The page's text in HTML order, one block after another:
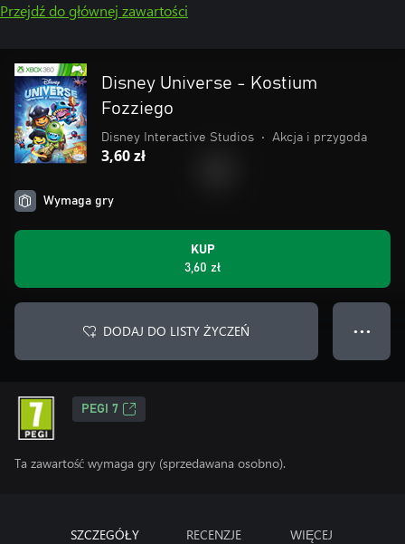
Przejdź do głównej zawartości
Disney Universe - Kostium
Fozziego
Disney Interactive Studios • Akcja i przygoda
3,60 zł
Wymaga gry
KUP
3,60 zł
DODAJ DO LISTY ŻYCZEŃ ● ● ●
PEGI 7
Ta zawartość wymaga gry (sprzedawana osobno).
SZCZEGÓŁY RECENZJE WIĘCEJ